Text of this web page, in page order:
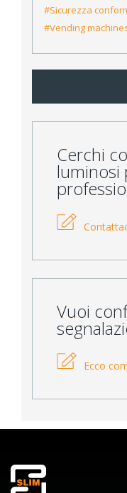
#Sicurezza
#Vending
Cerchi
luminosi
Vuoi
Ecco